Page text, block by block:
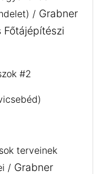
/ Grabner
Főtájépítészi
#2
terveinek
/ Grabner